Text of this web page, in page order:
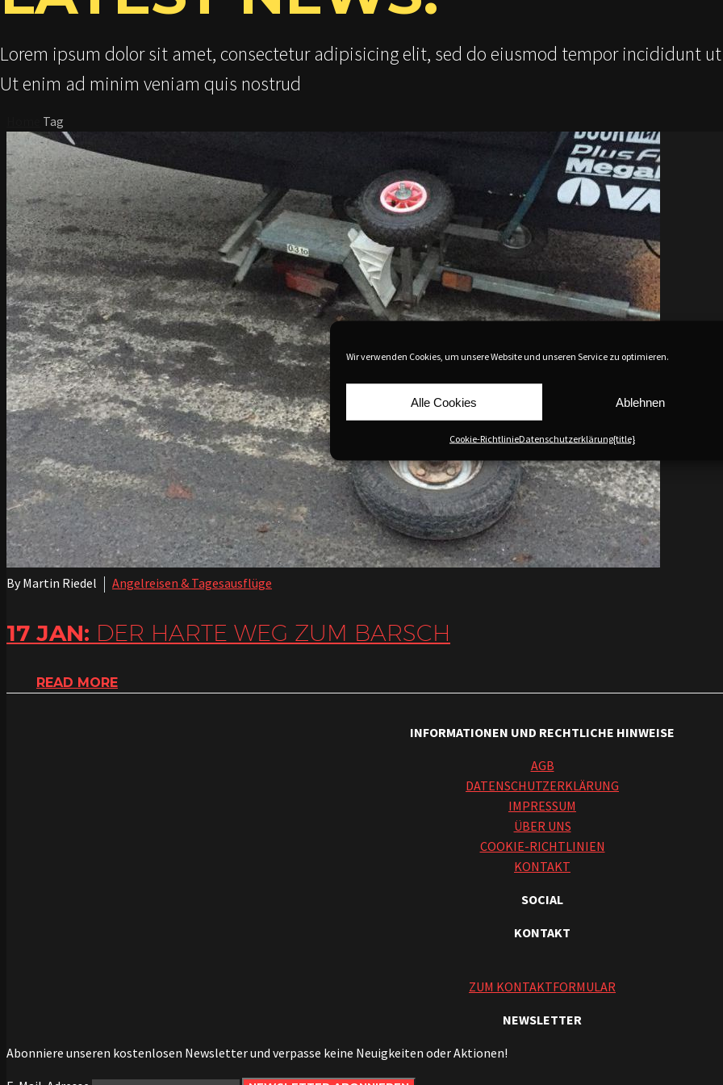
Wir verwenden Cookies, um unsere Website und unseren Service zu optimieren.
Alle Cookies Ablehnen
Cookie-RichtlinieDatenschutzerklärung{title}
Lorem ipsum dolor sit amet, consectetur adipisicing elit, sed do eiusmod tempor incididunt
Ut enim ad minim veniam quis nostrud
Tag
By Martin Riedel Angelreisen & Tagesausflüge
17 JAN: DER HARTE WEG ZUM BARSCH
READ MORE
INFORMATIONEN UND RECHTLICHE HINWEISE
AGB
DATENSCHUTZERKLÄRUNG
IMPRESSUM
ÜBER UNS
COOKIE-RICHTLINIEN
KONTAKT
SOCIAL
KONTAKT
ZUM KONTAKTFORMULAR
NEWSLETTER
Abonniere unseren kostenlosen Newsletter und verpasse keine Neuigkeiten oder Aktionen!